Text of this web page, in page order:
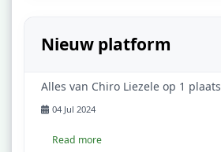
Nieuw platform
Alles van Chiro Liezele op 1 plaats
04 Jul 2024
Read more